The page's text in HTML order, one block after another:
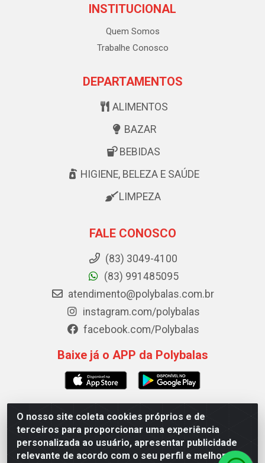
O nosso site coleta cookies próprios e de
terceiros para proporcionar uma experiência
personalizada ao usuário, apresentar publicidade
relevante de acordo com o seu perfil e melhorar a
INSTITUCIONAL
Quem Somos
Trabalhe Conosco
DEPARTAMENTOS
ALIMENTOS
BAZAR
BEBIDAS
HIGIENE, BELEZA E SAÚDE
LIMPEZA
FALE CONOSCO
(83) 3049-4100
(83) 991485095
atendimento@polybalas.com.br
instagram.com/polybalas
facebook.com/Polybalas
Baixe já o APP da Polybalas
Polybalas - Rua João Miguel de Souza, 173 Galpão B -
Ernesto Geisel, João Pessoa/PB - CEP 58.075-075 - CNPJ
00.909.327/0002-61